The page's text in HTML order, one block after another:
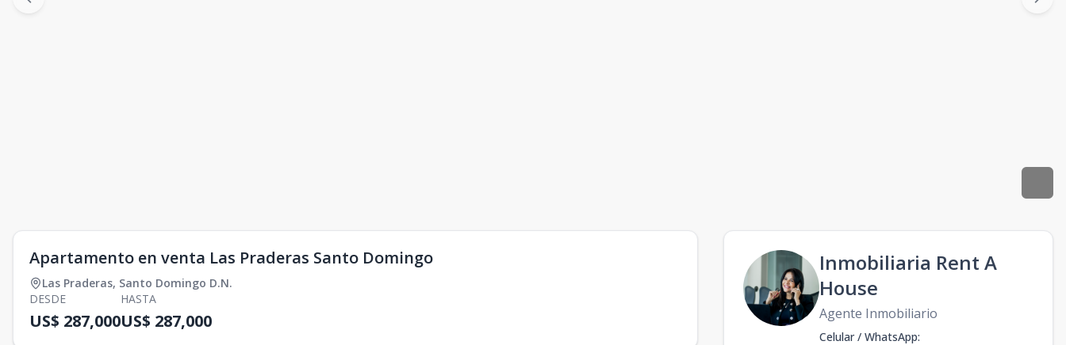
Apartamento en venta Las Praderas Santo Domingo
Las Praderas, Santo Domingo D.N.
DESDE
US$ 287,000
HASTA
US$ 287,000
Inmobiliaria Rent A
House
Agente Inmobiliario
Celular / WhatsApp: